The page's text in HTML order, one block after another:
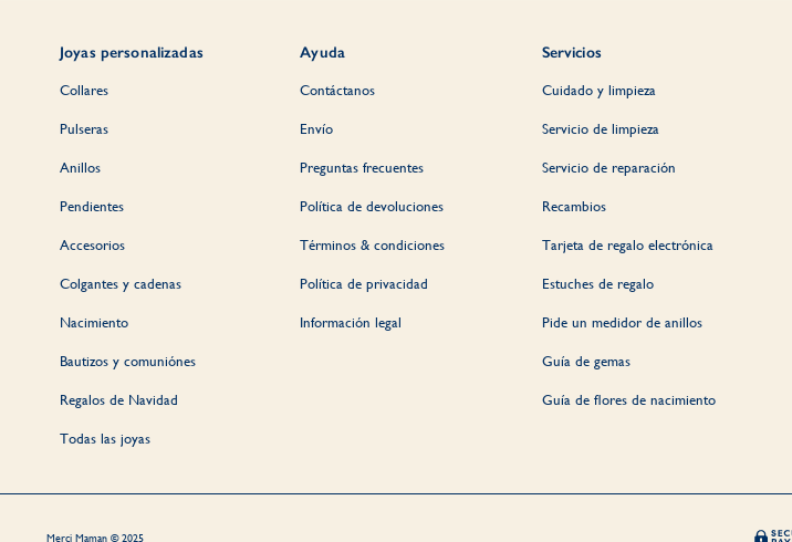
Joyas personalizadas
Collares
Pulseras
Anillos
Pendientes
Accesorios
Colgantes y cadenas
Nacimiento
Bautizos y comuniónes
Regalos de Navidad
Todas las joyas
Ayuda
Contáctanos
Envío
Preguntas frecuentes
Política de devoluciones
Términos & condiciones
Política de privacidad
Información legal
Servicios
Cuidado y limpieza
Servicio de limpieza
Servicio de reparación
Recambios
Tarjeta de regalo electrónica
Estuches de regalo
Pide un medidor de anillos
Guía de gemas
Guía de flores de nacimiento
Merci Maman © 2025